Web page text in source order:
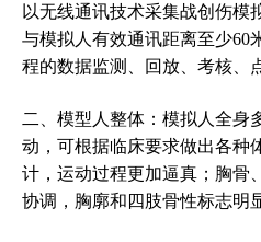
以无线通讯技术采集战创伤模
与模拟人有效通讯距离至少60
程的数据监测、回放、考核、
二、模型人整体：模拟人全身
动，可根据临床要求做出各种
计，运动过程更加逼真；胸骨
协调，胸廓和四肢骨性标志明